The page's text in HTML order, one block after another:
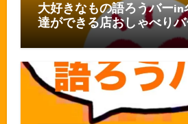
大好きなもの語ろうバーin
達ができる店おしゃべり